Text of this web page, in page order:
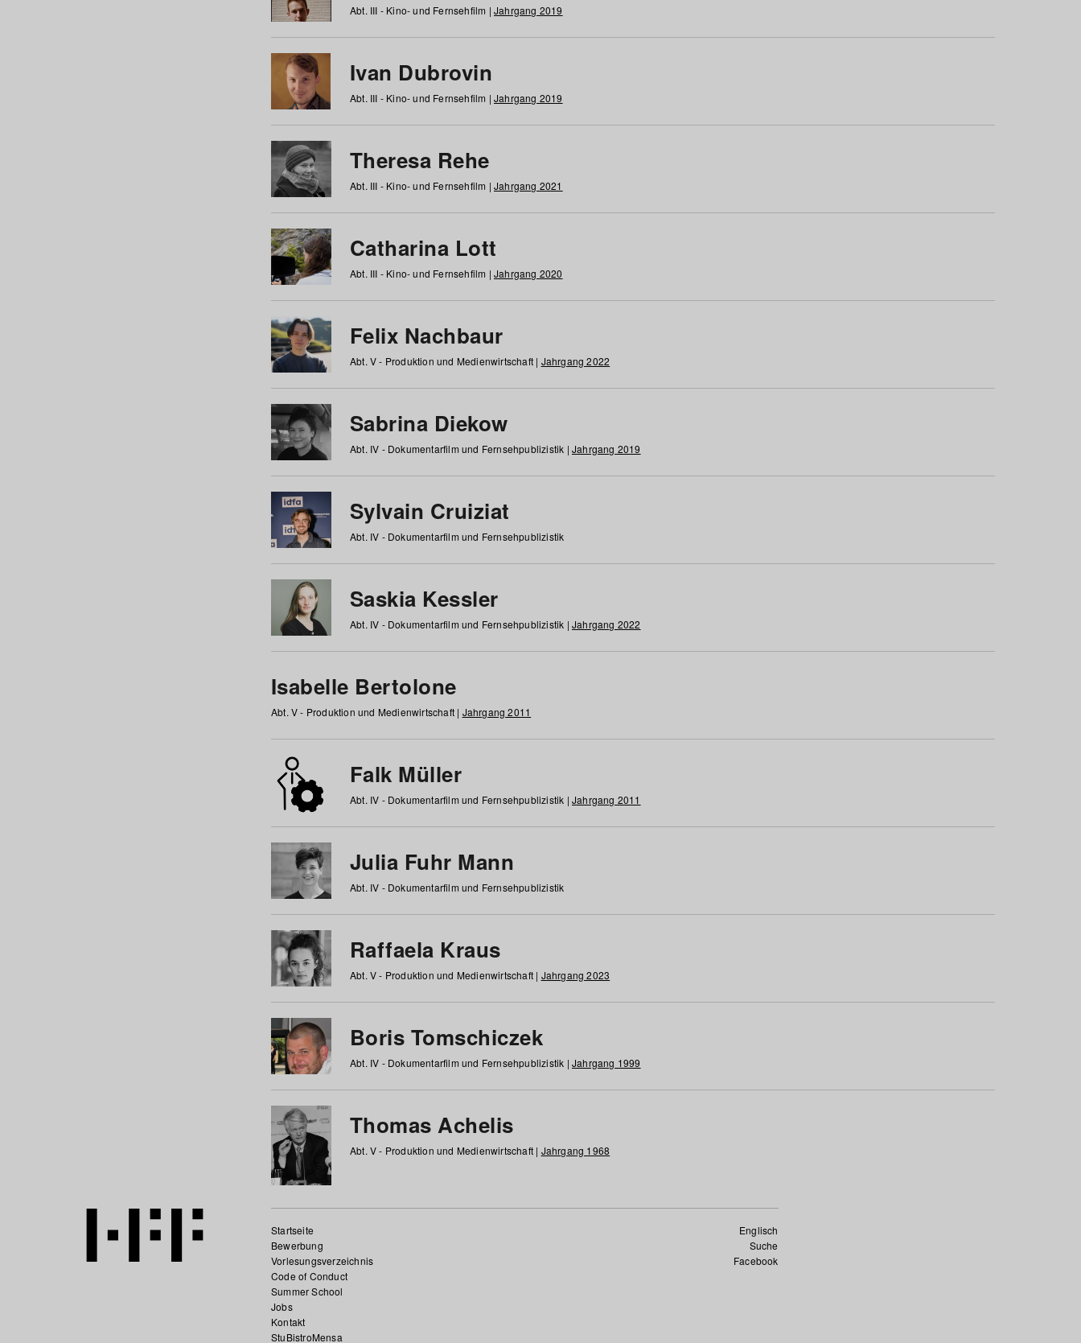
Abt. III - Kino- und Fernsehfilm | Jahrgang 2019
Ivan Dubrovin
Abt. III - Kino- und Fernsehfilm | Jahrgang 2019
Theresa Rehe
Abt. III - Kino- und Fernsehfilm | Jahrgang 2021
Catharina Lott
Abt. III - Kino- und Fernsehfilm | Jahrgang 2020
Felix Nachbaur
Abt. V - Produktion und Medienwirtschaft | Jahrgang 2022
Sabrina Diekow
Abt. IV - Dokumentarfilm und Fernsehpublizistik | Jahrgang 2019
Sylvain Cruiziat
Abt. IV - Dokumentarfilm und Fernsehpublizistik
Saskia Kessler
Abt. IV - Dokumentarfilm und Fernsehpublizistik | Jahrgang 2022
Isabelle Bertolone
Abt. V - Produktion und Medienwirtschaft | Jahrgang 2011
Falk Müller
Abt. IV - Dokumentarfilm und Fernsehpublizistik | Jahrgang 2011
Julia Fuhr Mann
Abt. IV - Dokumentarfilm und Fernsehpublizistik
Raffaela Kraus
Abt. V - Produktion und Medienwirtschaft | Jahrgang 2023
Boris Tomschiczek
Abt. IV - Dokumentarfilm und Fernsehpublizistik | Jahrgang 1999
Thomas Achelis
Abt. V - Produktion und Medienwirtschaft | Jahrgang 1968
Englisch
Suche
Facebook
Startseite
Bewerbung
Vorlesungsverzeichnis
Code of Conduct
Summer School
Jobs
Kontakt
StuBistroMensa